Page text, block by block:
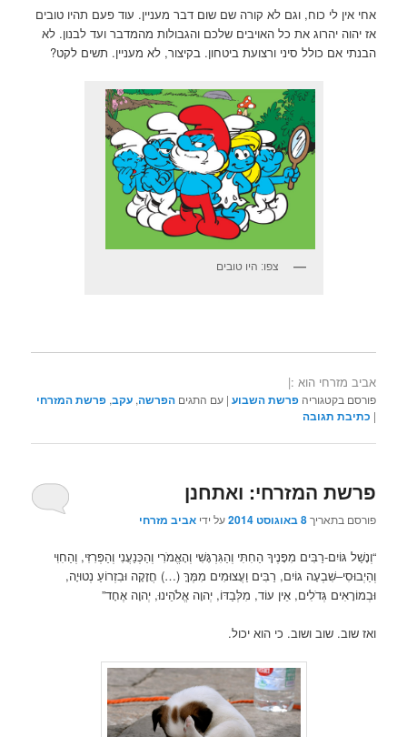
אחי אין לי כוח, וגם לא קורה שם שום דבר מעניין. עוד פעם תהיו טובים
אז יהוה יהרוג את כל האויבים שלכם והגבולות מהמדבר ועד לבנון. לא
הבנתי אם כולל סיני ורצועת ביטחון. בקיצור, לא מעניין. תשים לקט?
צפו: היו טובים
אביב מזרחי הוא :|
פורסם בקטגוריה פרשת השבוע |עם התגים הפרשה,עקב,פרשת המזרחי
| כתיבת תגובה
פרשת המזרחי: ואתחנן
פורסם בתאריך8 באוגוסט 2014 על ידיאביב מזרחי
“וְנָשַׁל גּוֹיִם-רַבִּים מִפָּנֶיךָ הַחִתִּי וְהַגִּרְגָּשִׁי וְהָאֱמֹרִי וְהַכְּנַעֲנִי וְהַפְּרִזִּי, וְהַחִוִּי
וְהַיְבוּסִי–שִׁבְעָה גוֹיִם, רַבִּים וַעֲצוּמִים מִמֶּךָּ (…) חֲזָקָה וּבִזְרוֹעַ נְטוּיָה,
וּבְמוֹרָאִים גְּדֹלִים, אֵין עוֹד, מִלְּבַדּוֹ, יְהוָה אֱלֹהֵינוּ, יְהוָה אֶחָד”
ואז שוב. שוב ושוב. כי הוא יכול.